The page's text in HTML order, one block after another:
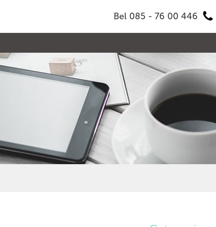
Bel 085 - 76 00 446